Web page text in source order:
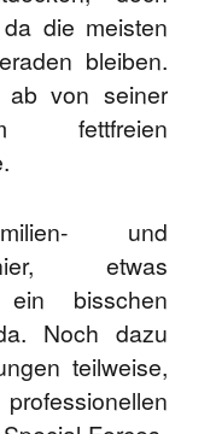
die meisten
bleiben.
von seiner
fettfreien
und
etwas
ein bisschen
Noch dazu
teilweise,